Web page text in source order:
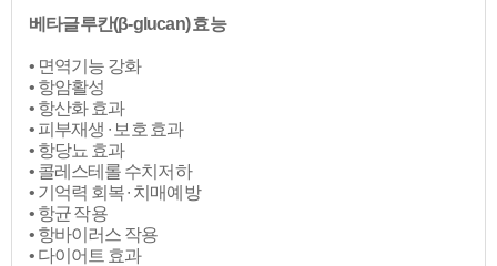
베타글루칸(β-glucan) 효능
• 면역기능 강화
• 항암활성
• 항산화 효과
• 피부재생 ∙ 보호 효과
• 항당뇨 효과
• 콜레스테롤 수치저하
• 기억력 회복 ∙ 치매예방
• 항균 작용
• 항바이러스 작용
• 다이어트 효과